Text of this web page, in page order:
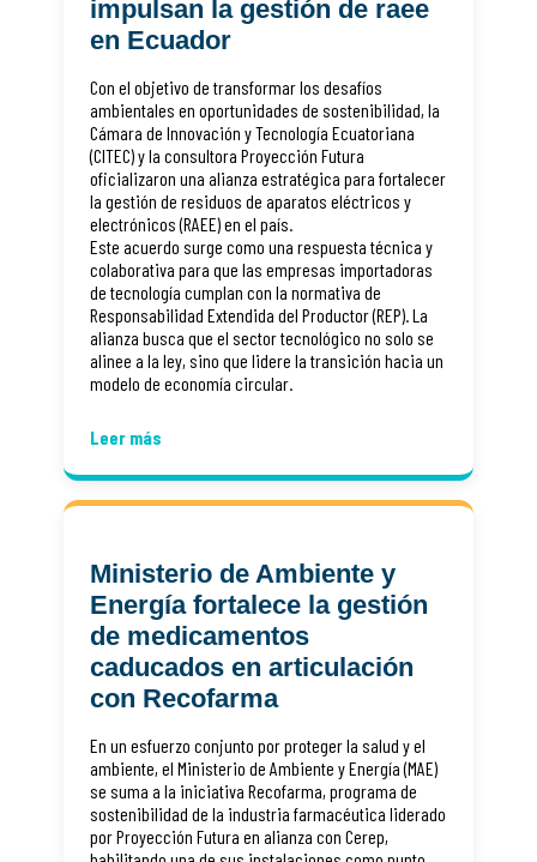
impulsan la gestión de raee
en Ecuador
Con el objetivo de transformar los desafíos
ambientales en oportunidades de sostenibilidad, la
Cámara de Innovación y Tecnología Ecuatoriana
(CITEC) y la consultora Proyección Futura
oficializaron una alianza estratégica para fortalecer
la gestión de residuos de aparatos eléctricos y
electrónicos (RAEE) en el país.
Este acuerdo surge como una respuesta técnica y
colaborativa para que las empresas importadoras
de tecnología cumplan con la normativa de
Responsabilidad Extendida del Productor (REP). La
alianza busca que el sector tecnológico no solo se
alinee a la ley, sino que lidere la transición hacia un
modelo de economía circular.
Leer más
Ministerio de Ambiente y
Energía fortalece la gestión
de medicamentos
caducados en articulación
con Recofarma
En un esfuerzo conjunto por proteger la salud y el
ambiente, el Ministerio de Ambiente y Energía (MAE)
se suma a la iniciativa Recofarma, programa de
sostenibilidad de la industria farmacéutica liderado
por Proyección Futura en alianza con Cerep,